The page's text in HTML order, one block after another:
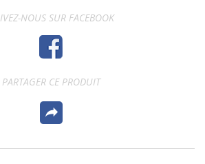
NOUS SUR FACEBOOK
PARTAGER CE PRODUIT